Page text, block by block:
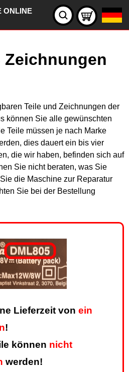
ONLINE
Zeichnungen
Teile und Zeichnungen der
können Sie alle gewünschten
Teile müssen je nach Marke
dies dauert ein bis vier
die wir haben, befinden sich auf
Sie nicht beraten, was Sie
die Maschine zur Reparatur
Sie bei der Bestellung
Lieferzeit von ein
!
können nicht
werden!